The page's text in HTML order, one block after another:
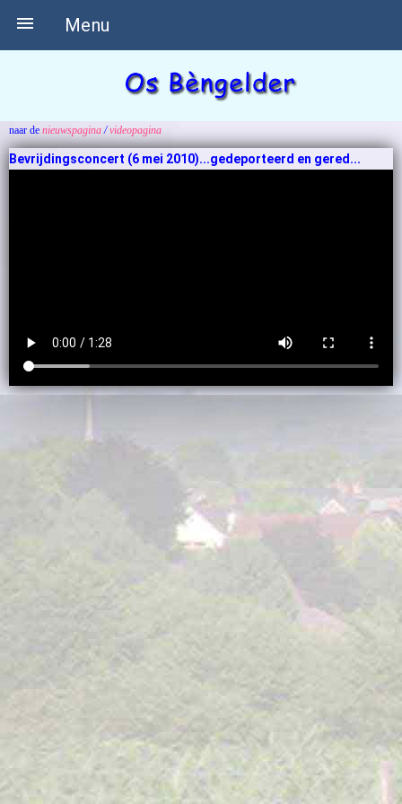
Menu

naar de nieuwspagina/videopagina
Bevrijdingsconcert (6 mei 2010)...gedeporteerd en gered ...